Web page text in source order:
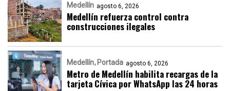
Medellín agosto 6, 2026
Medellín refuerza control contra
construcciones ilegales
Medellín Portada agosto 6, 2026
Metro de Medellín habilita recargas de la
tarjeta Cívica por WhatsApp las 24 horas